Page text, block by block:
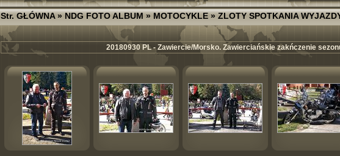
Str. GŁÓWNA»NDG FOTO ALBUM»MOTOCYKLE»ZLOTY SPOTKANIA
20180930 PL - Zawiercie/Morsko. Zawierciańskie zakńczenie